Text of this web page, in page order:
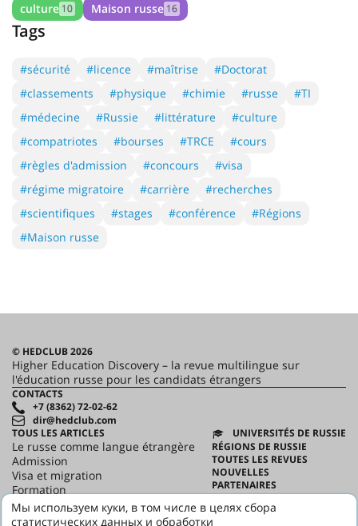
culture 10 Maison russe 16
Tags
#sécurité #licence #maîtrise
#Doctorat
#classements
#physique #chimie #russe
#TI
#médecine
#Russie #littérature
#culture
#compatriotes
#bourses #TRCE
#cours
#règles d'admission
#concours
#visa
#régime migratoire
#carrière
#recherches
#scientifiques
#stages #conférence
#Régions
#Maison russe
© HEDCLUB 2026
Higher Education Discovery – la revue multilingue sur
l'éducation russe pour les candidats étrangers
CONTACTS
+7 (8362) 72-02-62
dir@hedclub.com
TOUS LES ARTICLES
Le russe comme langue étrangère
Admission
Visa et migration
Formation
Science
HED_people
UNIVERSITÉS DE RUSSIE
RÉGIONS DE RUSSIE
TOUTES LES REVUES
NOUVELLES
PARTENAIRES
CONTRAT D'UTILISATION
CONFIDENTIALITÉ
Мы используем куки, в том числе в целях сбора
статистических данных и обработки